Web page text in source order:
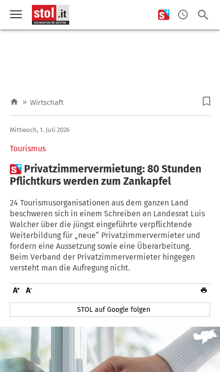
» Wirtschaft
Tourismus
Mittwoch, 1. Juli 2026
 Privatzimmervermietung: 80 Stunden
Pflichtkurs werden zum Zankapfel
24 Tourismusorganisationen aus dem ganzen Land
beschweren sich in einem Schreiben an Landesrat Luis
Walcher über die jüngst eingeführte verpflichtende
Weiterbildung für „neue“ Privatzimmervermieter und
fordern eine Aussetzung sowie eine Überarbeitung.
Beim Verband der Privatzimmervermieter hingegen
versteht man die Aufregung nicht.
STOL auf Google folgen